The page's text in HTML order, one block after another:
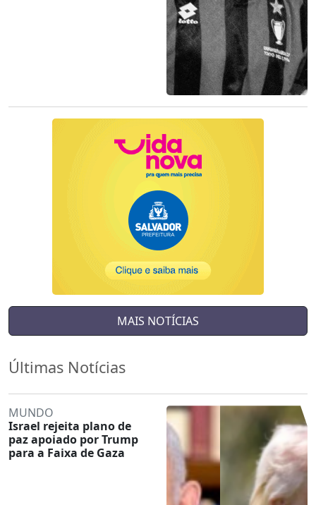
MAIS NOTÍCIAS
Últimas Notícias
MUNDO
Israel rejeita plano de
paz apoiado por Trump
para a Faixa de Gaza